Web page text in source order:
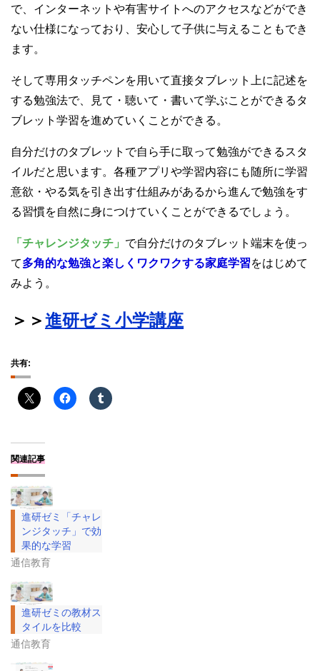
で、インターネットや有害サイトへのアクセスなどができ
ない仕様になっており、安心して子供に与えることもでき
ます。
そして専用タッチペンを用いて直接タブレット上に記述を
する勉強法で、見て・聴いて・書いて学ぶことができるタ
ブレット学習を進めていくことができる。
自分だけのタブレットで自ら手に取って勉強ができるスタ
イルだと思います。各種アプリや学習内容にも随所に学習
意欲・やる気を引き出す仕組みがあるから進んで勉強をす
る習慣を自然に身につけていくことができるでしょう。
「チャレンジタッチ」 で自分だけのタブレット端末を使っ
て多角的な勉強と楽しくワクワクする家庭学習をはじめて
みよう。
＞＞進研ゼミ小学講座
共有:
関連記事
進研ゼミ「チャレ
ンジタッチ」で効
果的な学習
通信教育
進研ゼミの教材ス
タイルを比較
通信教育